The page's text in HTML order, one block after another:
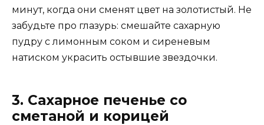
минут, когда они сменят цвет на золотистый. Не
забудьте про глазурь: смешайте сахарную
пудру с лимонным соком и сиреневым
натиском украсить остывшие звездочки.
3. Сахарное печенье со
сметаной и корицей